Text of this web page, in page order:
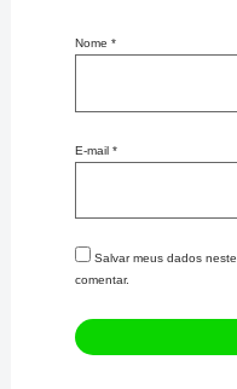
Nome *
E-mail *
Salvar meus dados
comentar.